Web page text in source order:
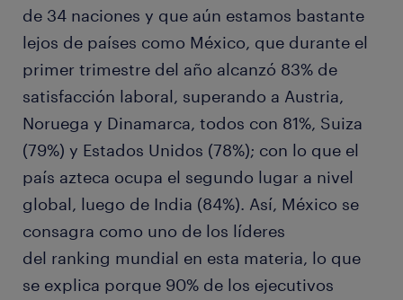
de 34 naciones y que aún estamos bastante
lejos de países como México, que durante el
primer trimestre del año alcanzó 83% de
satisfacción laboral, superando a Austria,
Noruega y Dinamarca, todos con 81%, Suiza
(79%) y Estados Unidos (78%); con lo que el
país azteca ocupa el segundo lugar a nivel
global, luego de India (84%). Así, México se
consagra como uno de los líderes
del ranking mundial en esta materia, lo que
se explica porque 90% de los ejecutivos